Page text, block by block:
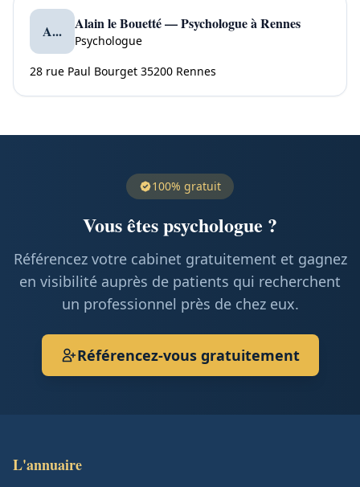
A... Alain le Bouetté — Psychologue à Rennes
Psychologue
28 rue Paul Bourget 35200 Rennes
100% gratuit
Vous êtes psychologue ?
Référencez votre cabinet gratuitement et gagnez
en visibilité auprès de patients qui recherchent
un professionnel près de chez eux.
Référencez-vous gratuitement
L'annuaire